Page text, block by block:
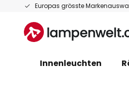
Europas grösste
Zum
springen
Innenleuchten